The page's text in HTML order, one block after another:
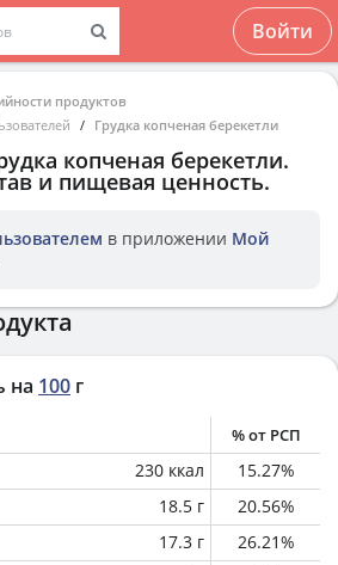
Войти
продуктов
Грудка копченая берекетли
копченая берекетли.
и пищевая ценность.
в приложении Мой
на 100 г
% от РСП
230 ккал 15.27%
18.5 г 20.56%
17.3 г 26.21%